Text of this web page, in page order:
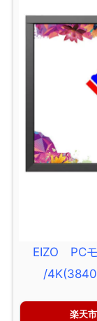
EIZO PC
/
楽天